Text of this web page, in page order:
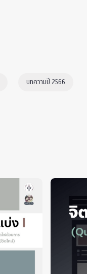
บทความปี 2566